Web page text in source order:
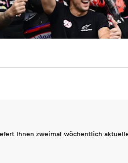
Ihnen zweimal wöchentlich